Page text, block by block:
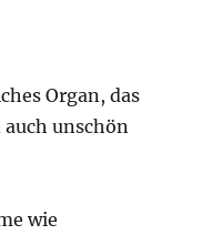
Organ, das
unschön
wie